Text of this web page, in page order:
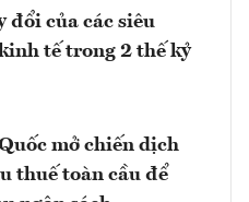
đổi của các siêu
tế trong 2 thế kỷ
mở chiến dịch
thuế toàn cầu để